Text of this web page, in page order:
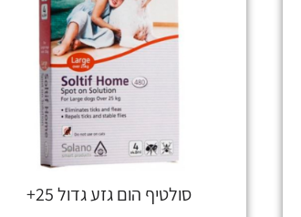
סולטיף הום גזע גדול 25+